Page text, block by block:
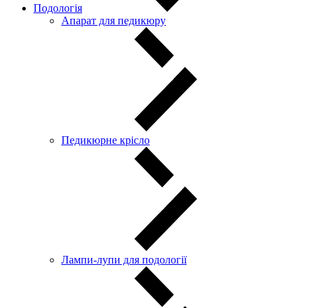
Подологія
Апарат для педикюру
Педикюрне крісло
Лампи-лупи для подології